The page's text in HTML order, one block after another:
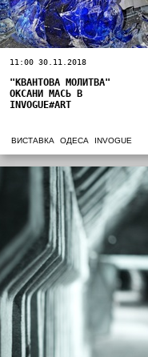
11:00 30.11.2018
"КВАНТОВА МОЛИТВА"
ОКСАНИ МАСЬ В
INVOGUE#ART
ВИСТАВКА ОДЕСА INVOGUE